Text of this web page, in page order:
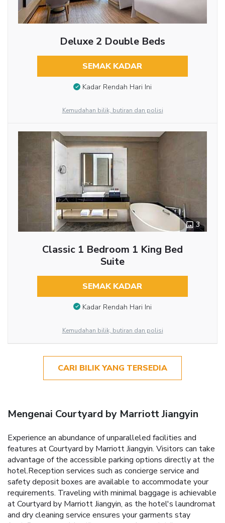
Deluxe 2 Double Beds
SEMAK KADAR
Kadar Rendah Hari Ini
Kemudahan bilik, butiran dan polisi
3
Classic 1 Bedroom 1 King Bed
Suite
SEMAK KADAR
Kadar Rendah Hari Ini
Kemudahan bilik, butiran dan polisi
CARI BILIK YANG TERSEDIA
Mengenai Courtyard by Marriott Jiangyin
Experience an abundance of unparalleled facilities and
features at Courtyard by Marriott Jiangyin. Visitors can take
advantage of the accessible parking options directly at the
hotel.Reception services such as concierge service and
safety deposit boxes are available to accommodate your
requirements. Traveling with minimal baggage is achievable
at Courtyard by Marriott Jiangyin, as the hotel's laundromat
and dry cleaning service ensures your garments stay